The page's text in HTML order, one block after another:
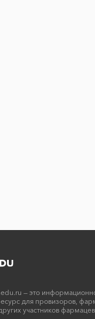
— это
для провизоров,
участников